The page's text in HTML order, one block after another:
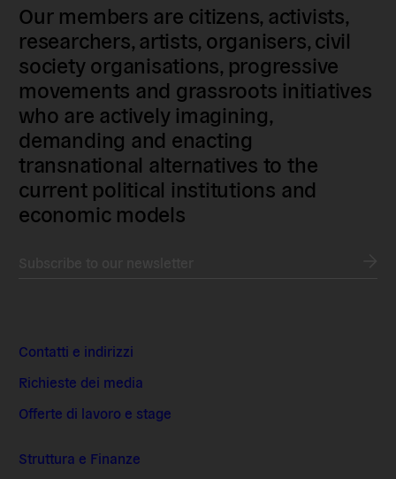
Our members are citizens, activists,
researchers, artists, organisers, civil
society organisations, progressive
movements and grassroots initiatives
who are actively imagining,
demanding and enacting
transnational alternatives to the
current political institutions and
economic models
Contatti e indirizzi
Richieste dei media
Offerte di lavoro e stage
Struttura e Finanze